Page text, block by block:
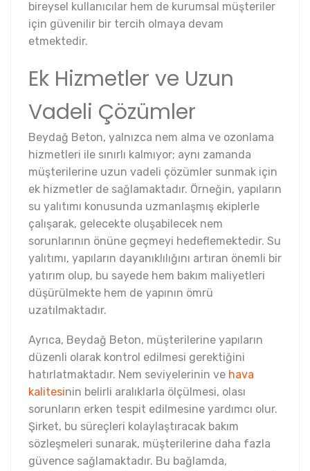
bireysel kullanıcılar hem de kurumsal müşteriler
için güvenilir bir tercih olmaya devam
etmektedir.
Ek Hizmetler ve Uzun
Vadeli Çözümler
Beydağ Beton, yalnızca nem alma ve ozonlama
hizmetleri ile sınırlı kalmıyor; aynı zamanda
müşterilerine uzun vadeli çözümler sunmak için
ek hizmetler de sağlamaktadır. Örneğin, yapıların
su yalıtımı konusunda uzmanlaşmış ekiplerle
çalışarak, gelecekte oluşabilecek nem
sorunlarının önüne geçmeyi hedeflemektedir. Su
yalıtımı, yapıların dayanıklılığını artıran önemli bir
yatırım olup, bu sayede hem bakım maliyetleri
düşürülmekte hem de yapının ömrü
uzatılmaktadır.
Ayrıca, Beydağ Beton, müşterilerine yapıların
düzenli olarak kontrol edilmesi gerektiğini
hatırlatmaktadır. Nem seviyelerinin ve hava
kalitesinin belirli aralıklarla ölçülmesi, olası
sorunların erken tespit edilmesine yardımcı olur.
Şirket, bu süreçleri kolaylaştıracak bakım
sözleşmeleri sunarak, müşterilerine daha fazla
güvence sağlamaktadır. Bu bağlamda,